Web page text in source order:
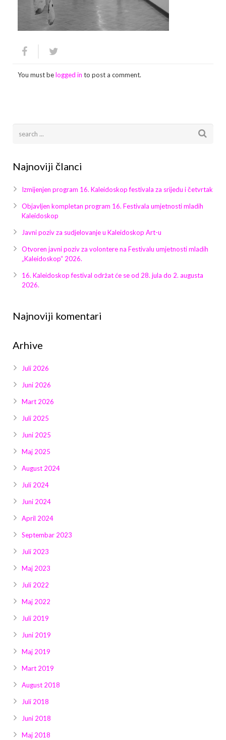
Video 2011
Video 2016
Galerija 2010
Galerija 2015
Galerija 2018
Galerija 2019
Galerija 2022
Galerija 2023
Galerija 2025
You must belogged in to post a comment.
Najnoviji članci
Izmijenjen program 16. Kaleidoskop festivala za srijedu i četvrtak
Objavljen kompletan program 16. Festivala umjetnosti mladih
Kaleidoskop
Javni poziv za sudjelovanje u Kaleidoskop Art-u
Otvoren javni poziv za volontere na Festivalu umjetnosti mladih
„Kaleidoskop“ 2026.
16. Kaleidoskop festival održat će se od 28. jula do 2. augusta
2026.
Najnoviji komentari
Arhive
Juli 2026
Juni 2026
Mart 2026
Juli 2025
Juni 2025
Maj 2025
August 2024
Juli 2024
Juni 2024
April 2024
Septembar 2023
Juli 2023
Maj 2023
Juli 2022
Maj 2022
Juli 2019
Juni 2019
Maj 2019
Mart 2019
August 2018
Juli 2018
Juni 2018
Maj 2018